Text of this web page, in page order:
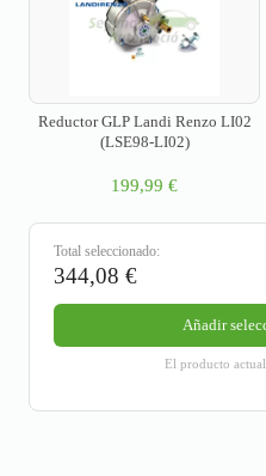
Reductor GLP Landi Renzo LI02
(LSE98-LI02)
199,99 €
Total seleccionado:
344,08 €
Añadir
El producto